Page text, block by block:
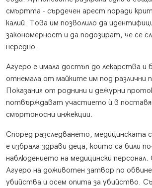
смъртта - сърдечен арест поради
калий. Това им позволило да
закономерност и да подозират, че се
нередно.
Агуеро е имала достъп до лекарства и
отнемала от майките им под различни
Показания от роднини и дежурни
потвърждават участието ѝ в
смъртоносни инжекции.
Според разследването, медицинската
е избрала здрави деца, които са били
наблюдението на медицински
Агуеро на доживотен затвор по
убийства и осем опита за убийство.